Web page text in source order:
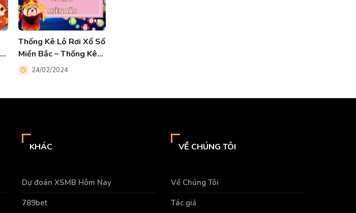
Thống Kê Lô Rơi Xổ Số
Miền Bắc – Thống Kê
Cao Thủ Soi Cầu Xyz
24/02/2024
KHÁC
Dự đoán XSMB Hôm Nay
789bet
VỀ CHÚNG TÔI
Về Chúng Tôi
Tác giả